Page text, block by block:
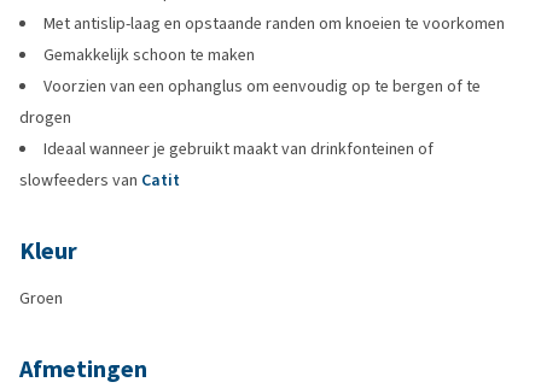
Met antislip-laag en opstaande randen om knoeien te voorkomen
Gemakkelijk schoon te maken
Voorzien van een ophanglus om eenvoudig op te bergen of te
drogen
Ideaal wanneer je gebruikt maakt van drinkfonteinen of
slowfeeders van Catit
Kleur
Groen
Afmetingen